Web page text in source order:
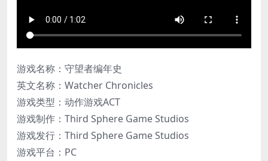
游戏名称：守望者编年史
英文名称：Watcher Chronicles
游戏类型：动作游戏ACT
游戏制作：Third Sphere Game Studios
游戏发行：Third Sphere Game Studios
游戏平台：PC